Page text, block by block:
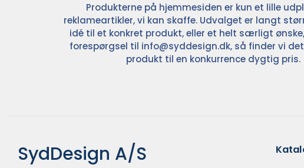
Produkterne på hjemmesiden er kun et lille
reklameartikler, vi kan skaffe. Udvalget er langt
idé til et konkret produkt, eller et helt særligt
forespørgsel til info@syddesign.dk, så finder vi
produkt til en konkurrence dygtig pris.
SydDesign A/S